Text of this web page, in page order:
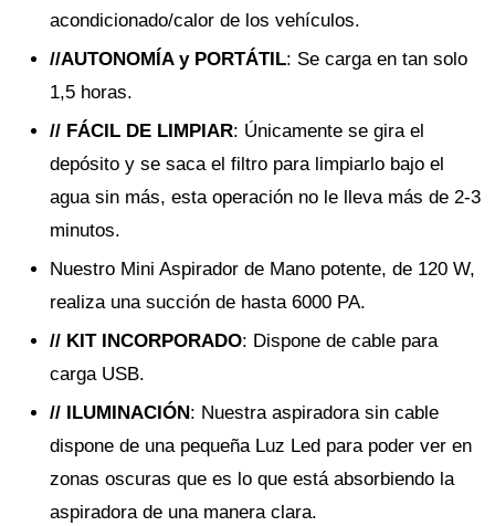
acondicionado/calor de los vehículos.
//AUTONOMÍA y PORTÁTIL: Se carga en tan solo
1,5 horas.
// FÁCIL DE LIMPIAR: Únicamente se gira el
depósito y se saca el filtro para limpiarlo bajo el
agua sin más, esta operación no le lleva más de 2-3
minutos.
Nuestro Mini Aspirador de Mano potente, de 120 W,
realiza una succión de hasta 6000 PA.
// KIT INCORPORADO: Dispone de cable para
carga USB.
// ILUMINACIÓN: Nuestra aspiradora sin cable
dispone de una pequeña Luz Led para poder ver en
zonas oscuras que es lo que está absorbiendo la
aspiradora de una manera clara.